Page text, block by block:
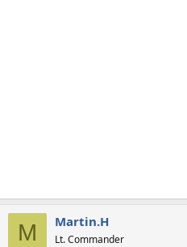
M Martin.H
Lt. Commander